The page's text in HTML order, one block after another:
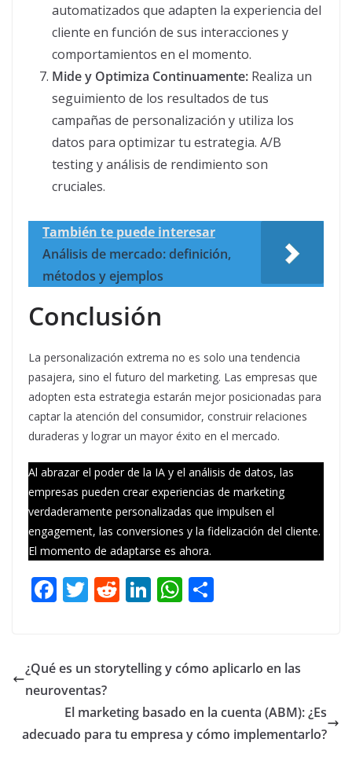
automatizados que adapten la experiencia del
cliente en función de sus interacciones y
comportamientos en el momento.
Mide y Optimiza Continuamente: Realiza un
seguimiento de los resultados de tus
campañas de personalización y utiliza los
datos para optimizar tu estrategia. A/B
testing y análisis de rendimiento son
cruciales.
También te puede interesar
Análisis de mercado: definición,
métodos y ejemplos
Conclusión
La personalización extrema no es solo una tendencia
pasajera, sino el futuro del marketing. Las empresas que
adopten esta estrategia estarán mejor posicionadas para
captar la atención del consumidor, construir relaciones
duraderas y lograr un mayor éxito en el mercado.
Al abrazar el poder de la IA y el análisis de datos, las
empresas pueden crear experiencias de marketing
verdaderamente personalizadas que impulsen el
engagement, las conversiones y la fidelización del cliente.
El momento de adaptarse es ahora.
F
b
o
o
k
T
er
R
di
Li
e
n
W
s
p
p
p
ti
r
¿Qué es un storytelling y cómo aplicarlo en las
neuroventas?
El marketing basado en la cuenta (ABM): ¿Es
adecuado para tu empresa y cómo implementarlo?